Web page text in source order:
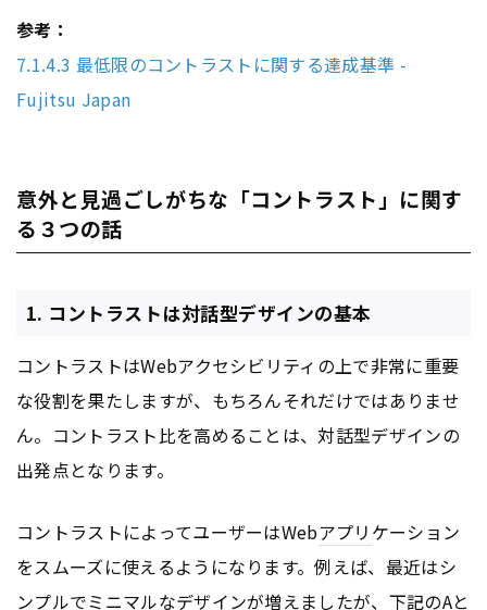
参考：
7.1.4.3 最低限のコントラストに関する達成基準 -
Fujitsu Japan
意外と見過ごしがちな「コントラスト」に関す
る３つの話
1. コントラストは対話型デザインの基本
コントラストはWebアクセシビリティの上で非常に重要
な役割を果たしますが、もちろんそれだけではありませ
ん。コントラスト比を高めることは、対話型デザインの
出発点となります。
コントラストによってユーザーはWebアプリ ケーション
をスムーズに使えるようになります。例えば、最近はシ
ンプルでミニマルなデザインが増えましたが、下記のAと